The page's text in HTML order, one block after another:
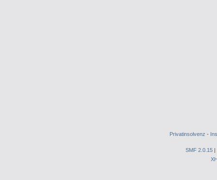
Privatinsolvenz -
SMF 2.0.15 |